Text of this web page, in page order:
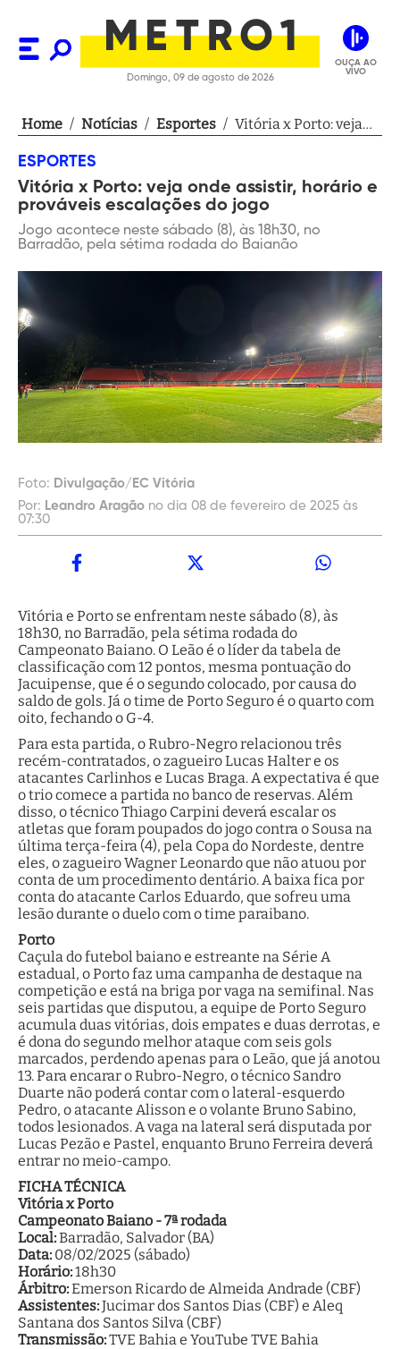
Domingo, 09 de agosto de 2026
OUÇA AO
VIVO
Home / Notícias / Esportes / Vitória x Porto: veja
escalações do jogo
ESPORTES
Vitória x Porto: veja onde assistir, horário e
prováveis escalações do jogo
Jogo acontece neste sábado (8), às 18h30, no
Barradão, pela sétima rodada do Baianão
Foto: Divulgação/EC Vitória
Por: Leandro Aragão no dia 08 de fevereiro de 2025 às
07:30
Vitória e Porto se enfrentam neste sábado (8), às
18h30, no Barradão, pela sétima rodada do
Campeonato Baiano. O Leão é o líder da tabela de
classificação com 12 pontos, mesma pontuação do
Jacuipense, que é o segundo colocado, por causa do
saldo de gols. Já o time de Porto Seguro é o quarto com
oito, fechando o G-4.
Para esta partida, o Rubro-Negro relacionou três
recém-contratados, o zagueiro Lucas Halter e os
atacantes Carlinhos e Lucas Braga. A expectativa é que
o trio comece a partida no banco de reservas. Além
disso, o técnico Thiago Carpini deverá escalar os
atletas que foram poupados do jogo contra o Sousa na
última terça-feira (4), pela Copa do Nordeste, dentre
eles, o zagueiro Wagner Leonardo que não atuou por
conta de um procedimento dentário. A baixa fica por
conta do atacante Carlos Eduardo, que sofreu uma
lesão durante o duelo com o time paraibano.
Porto
Caçula do futebol baiano e estreante na Série A
estadual, o Porto faz uma campanha de destaque na
competição e está na briga por vaga na semifinal. Nas
seis partidas que disputou, a equipe de Porto Seguro
acumula duas vitórias, dois empates e duas derrotas, e
é dona do segundo melhor ataque com seis gols
marcados, perdendo apenas para o Leão, que já anotou
13. Para encarar o Rubro-Negro, o técnico Sandro
Duarte não poderá contar com o lateral-esquerdo
Pedro, o atacante Alisson e o volante Bruno Sabino,
todos lesionados. A vaga na lateral será disputada por
Lucas Pezão e Pastel, enquanto Bruno Ferreira deverá
entrar no meio-campo.
FICHA TÉCNICA
Vitória x Porto
Campeonato Baiano - 7ª rodada
Local:Barradão, Salvador (BA)
Data: 08/02/2025 (sábado)
Horário:18h30
Árbitro:Emerson Ricardo de Almeida Andrade (CBF)
Assistentes:Jucimar dos Santos Dias (CBF) e Aleq
Santana dos Santos Silva (CBF)
Transmissão:TVE Bahia e YouTube TVE Bahia